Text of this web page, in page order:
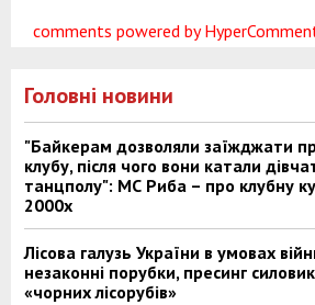
comments powered by
Головні новини
"Байкерам дозволяли заїжджати
клубу, після чого вони катали
танцполу": МС Риба – про клубну
2000х
Лісова галузь України в умовах
незаконні порубки, пресинг
«чорних лісорубів»